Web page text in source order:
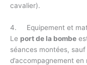
cavalier).
4. Equipement et
Le port de la bombe
séances montées,
d’accompagnement